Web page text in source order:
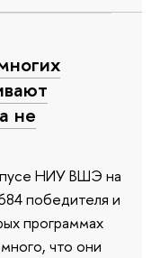
не
НИУ ВШЭ на
победителя и
программах
что они